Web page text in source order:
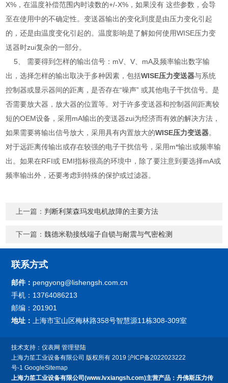
X%，在温度补偿范围内时读数的+/-X%，如果没有 这些参数，会导
至在使用中的不确定性。变送器输出的变化到度是由压力变化引起
的，还是由温度变化引起的。温度影响是了解如何使用WISE压力变
送器时zui复杂的一部分。
5、 需要得到怎样的输出信号：mV、V、mA及频率输出数字输
出，选择怎样的输出取决于多种因素，包括WISE压力变送器与系统
控制器或显示器间的距离，是否存在“噪声” 或其他电子干扰信号。是
否需要放大器，放大器的位置等。对于许多变送器和控制器间距离较
短的OEM设备，采用mA输出的变送器zui为经济而有效的解决方法，
如果需要将输出信号放大，采用具有内置放大的WISE压力变送器。
对于远距离传输出或存在较强的电子干扰信号，采用m*输出或频率输
出。如果在RFI或 EMI指标很高的环境中，除了要注意到要选择mA或
频率输出外，还要考虑到特殊的保护或过滤器。
上一篇： 判断利莱森玛发电机故障的主要方法
下一篇：魏德米勒接线端子自锁与耐震与气密检测
联系方式
邮件： pengyong@lishengsh.com.cn
手机：13764086213
邮编：201901
地址：
上海市宝山区梅林路358号智慧源11栋308-309室
技术支持：仪表网 管理登陆
上海力笙工业设备有限公司 版权所有 2019沪ICP备2022023222
号-1 GoogleSitemap
上海力笙工业设备有限公司(www.lvxiangsh.com)主营产品：丹佛斯压力传